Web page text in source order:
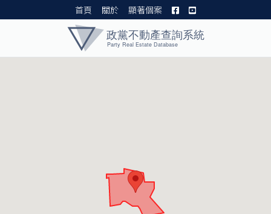
首頁 關於 顯著個案